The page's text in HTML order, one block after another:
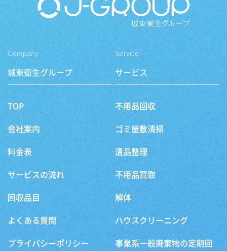
Company
城東衛生グループ
TOP
会社案内
料金表
サービスの流れ
回収品目
よくある質問
プライバシーポリシー
Service
サービス
不用品回収
ゴミ屋敷清掃
遺品整理
不用品買取
解体
ハウスクリーニング
事業系一般廃棄物の定期回